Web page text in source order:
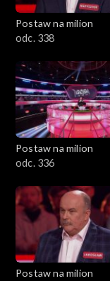
Postaw na milion
odc. 338
Postaw na milion
odc. 336
Postaw na milion